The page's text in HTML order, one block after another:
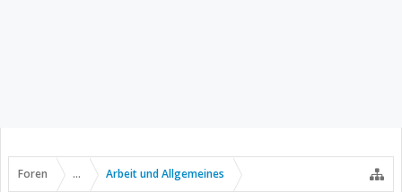
Foren ... Arbeit und Allgemeines